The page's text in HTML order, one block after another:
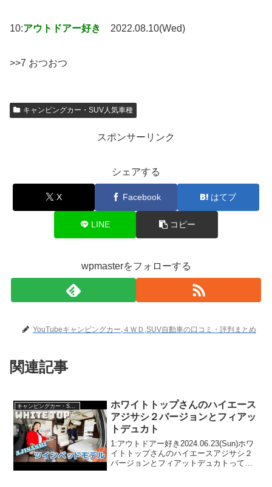
10:アウトドアー好き 2022.08.10(Wed)
>>7 おつおつ
キャンピングカー・SUV人気車種
スポンサーリンク
シェアする
X Facebook はてブ
LINE コピー
wpmasterをフォローする
YouTubeキャンピングカー,４ＷＤ,SUV自動車の口コミ・評判まとめ
関連記事
ホワイトトップさんのハイエース
アジサシ２バージョンとフィアッ
トデュカト
1:アウトドアー好き2024.06.23(Sun)ホワ
イトトップさんのハイエースアジサシ２
バージョンとフィアットデュカトって人